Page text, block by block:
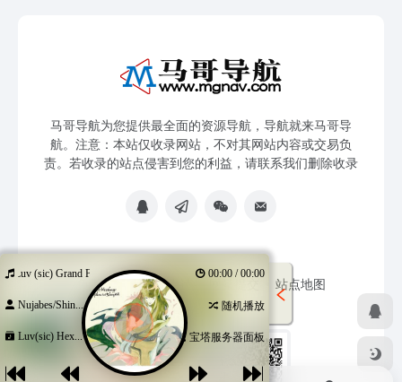
马哥导航为您提供最全面的资源导航，导航就来马哥导
航。注意：本站仅收录网站，不对其网站内容或交易负
责。若收录的站点侵害到您的利益，请联系我们删除收录
免责声明 友链申请 站点地图
Luv (sic) Grand Finale 00:00 / 00:00
Nujabes/Shin... 随机播放
Luv(sic) Hex... 宝塔服务器面板